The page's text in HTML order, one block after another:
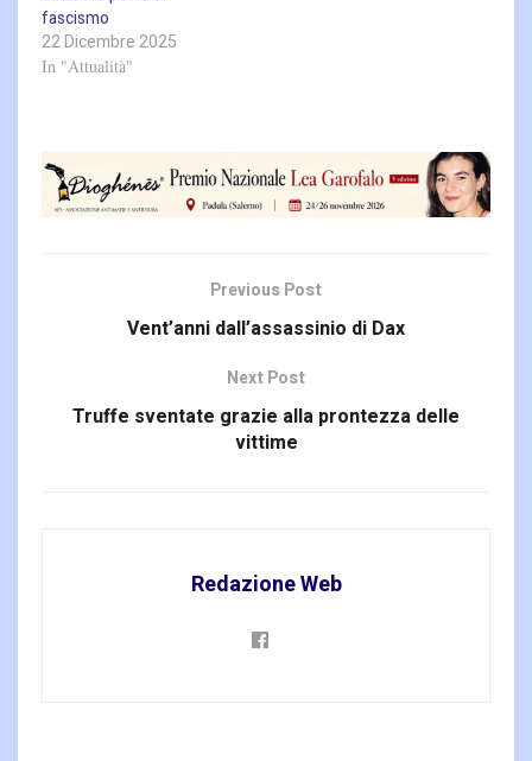
fascismo
22 Dicembre 2025
In "Attualità"
Previous Post
Vent’anni dall’assassinio di Dax
Next Post
Truffe sventate grazie alla prontezza delle
vittime
Redazione Web